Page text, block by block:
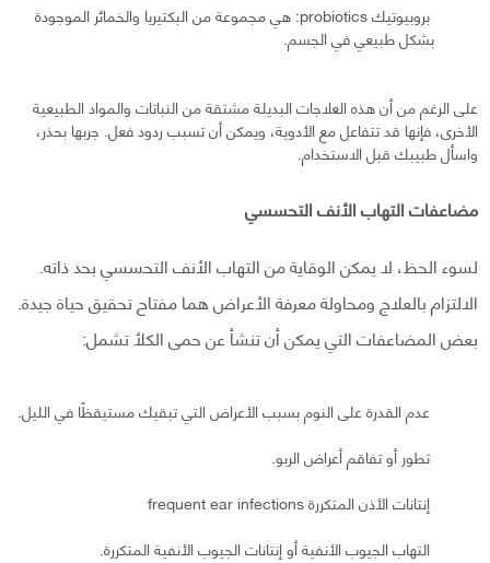
بروبيوتيك probiotics: هي مجموعة من البكتيريا والخمائر الموجودة
بشكل طبيعي في الجسم.
على الرغم من أن هذه العلاجات البديلة مشتقة من النباتات والمواد الطبيعية
الأخرى، فإنها قد تتفاعل مع الأدوية، ويمكن أن تسبب ردود فعل. جربها بحذر،
واسأل طبيبك قبل الاستخدام.
مضاعفات التهاب الأنف التحسسي
لسوء الحظ، لا يمكن الوقاية من التهاب الأنف التحسسي بحد ذاته.
الالتزام بالعلاج ومحاولة معرفة الأعراض هما مفتاح تحقيق حياة جيدة.
بعض المضاعفات التي يمكن أن تنشأ عن حمى الكلأ تشمل:
عدم القدرة على النوم بسبب الأعراض التي تبقيك مستيقظًا في الليل.
تطور أو تفاقم أعراض الربو.
إنتانات الأذن المتكررة frequent ear infections
التهاب الجيوب الأنفية أو إنتانات الجيوب الأنفية المتكررة.